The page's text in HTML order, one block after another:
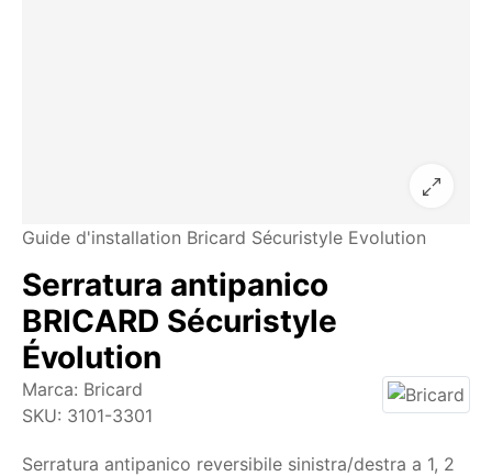
Guide d'installation Bricard Sécuristyle Evolution
Serratura antipanico
BRICARD Sécuristyle
Évolution
Marca: Bricard
SKU: 3101-3301
Serratura antipanico reversibile sinistra/destra a 1, 2